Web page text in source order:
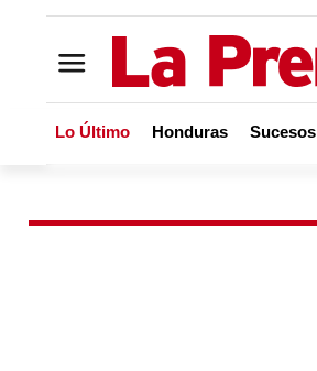
Lo Último Honduras Sucesos